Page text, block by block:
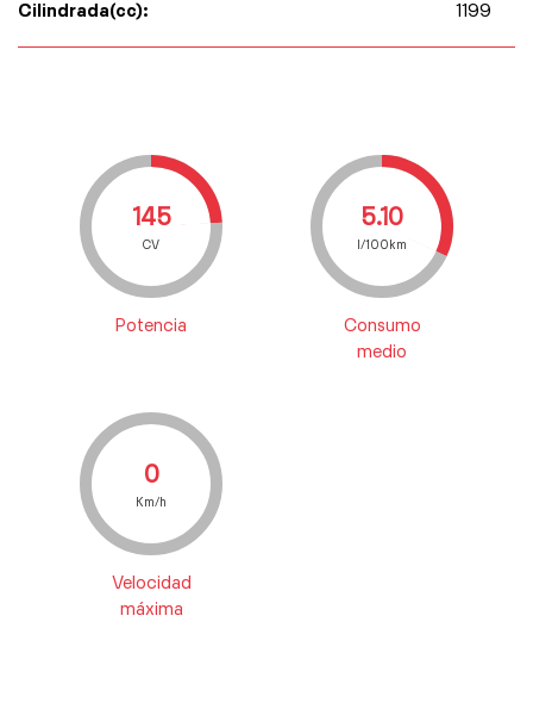
Cilindrada(cc): 1199
145
CV
Potencia
5.10
l/100km
Consumo
medio
0
Km/h
Velocidad
máxima